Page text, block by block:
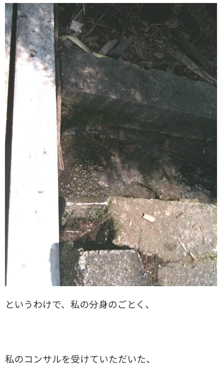
というわけで、私の分身のごとく、
私のコンサルを受けていただいた、